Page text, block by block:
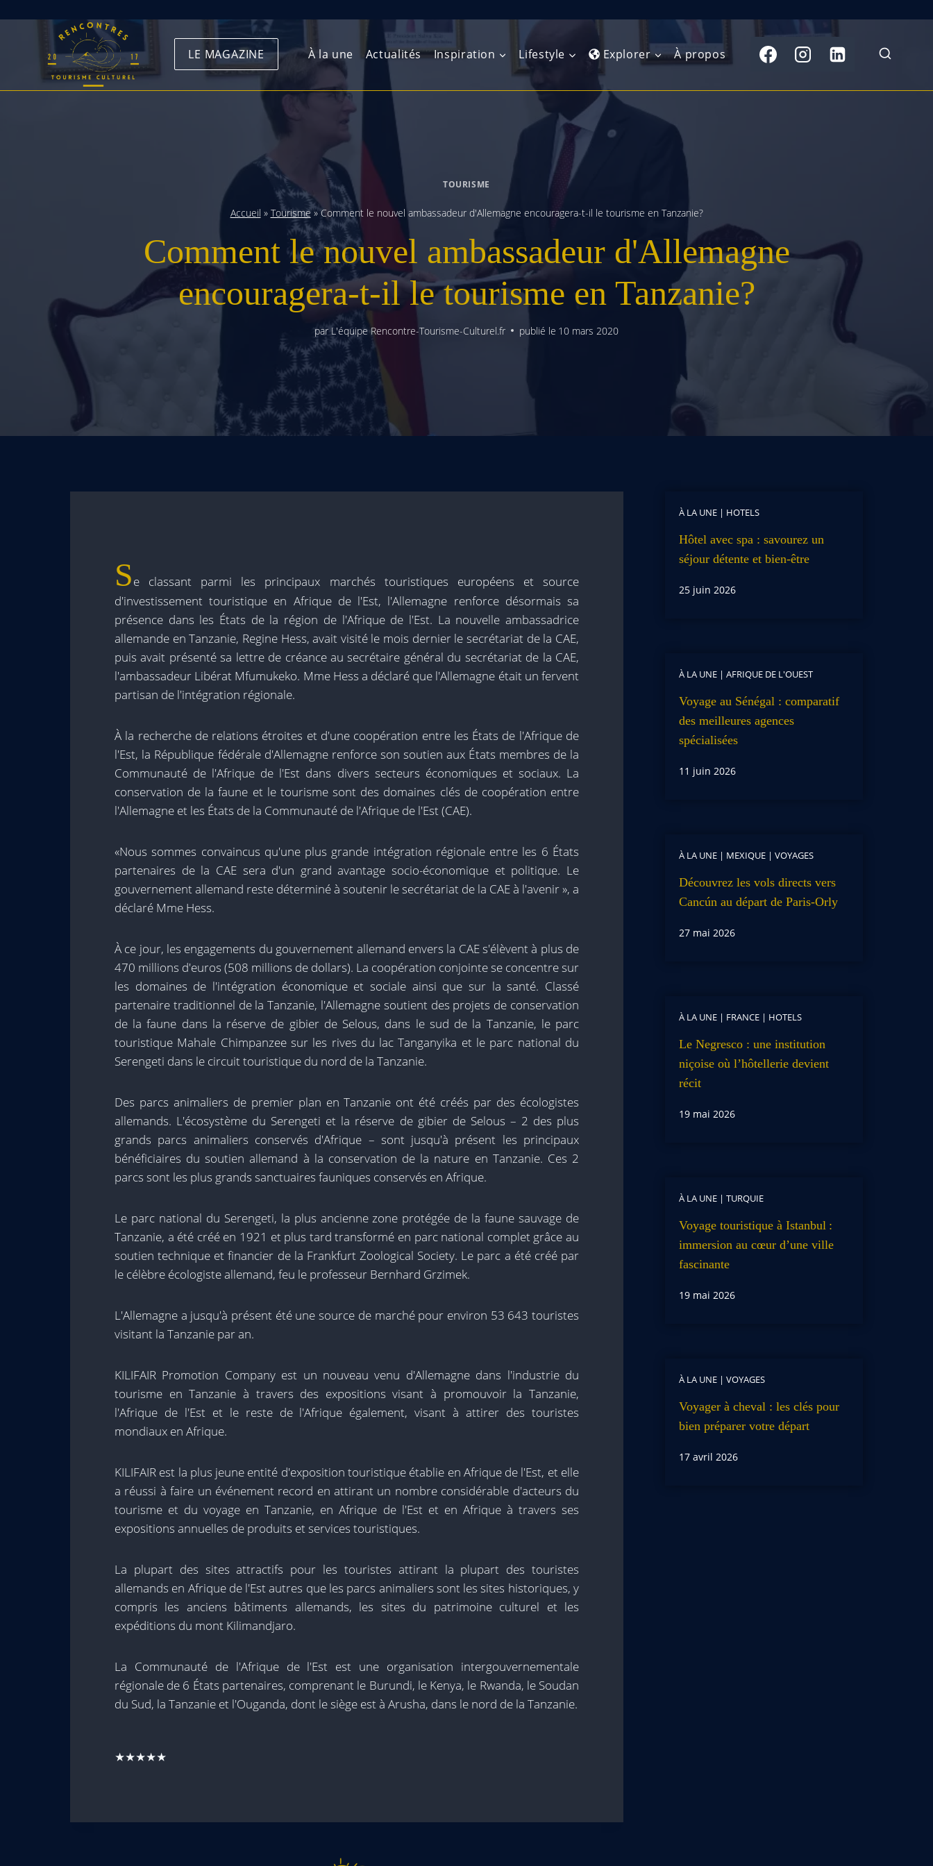
LE MAGAZINE À la une Actualités Inspiration Lifestyle Explorer
Europe de l’Ouest
Europe du Nord
Balkans
Amérique du Nord
Amérique du Sud
Afrique du Nord
(Maghreb)
Afrique de l’Est
Afrique australe
indien
Asie du Sud-Est
Extrême-Orient
À propos
TOURISME
Accueil » Tourisme»Comment le nouvel ambassadeur d'Allemagne encouragera-t-il le tourisme en Tanzanie?
Comment le nouvel ambassadeur d'Allemagne
encouragera-t-il le tourisme en Tanzanie?
parL'équipe Rencontre-Tourisme-Culturel.fr publié le 10 mars 2020
Se classant parmi les principaux marchés touristiques européens et source
d'investissement touristique en Afrique de l'Est, l'Allemagne renforce désormais sa
présence dans les États de la région de l'Afrique de l'Est. La nouvelle ambassadrice
allemande en Tanzanie, Regine Hess, avait visité le mois dernier le secrétariat de la CAE,
puis avait présenté sa lettre de créance au secrétaire général du secrétariat de la CAE,
l'ambassadeur Libérat Mfumukeko. Mme Hess a déclaré que l'Allemagne était un fervent
partisan de l'intégration régionale.
À la recherche de relations étroites et d'une coopération entre les États de l'Afrique de
l'Est, la République fédérale d'Allemagne renforce son soutien aux États membres de la
Communauté de l'Afrique de l'Est dans divers secteurs économiques et sociaux. La
conservation de la faune et le tourisme sont des domaines clés de coopération entre
l'Allemagne et les États de la Communauté de l'Afrique de l'Est (CAE).
«Nous sommes convaincus qu'une plus grande intégration régionale entre les 6 États
partenaires de la CAE sera d'un grand avantage socio-économique et politique. Le
gouvernement allemand reste déterminé à soutenir le secrétariat de la CAE à l'avenir », a
déclaré Mme Hess.
À ce jour, les engagements du gouvernement allemand envers la CAE s'élèvent à plus de
470 millions d'euros (508 millions de dollars). La coopération conjointe se concentre sur
les domaines de l'intégration économique et sociale ainsi que sur la santé. Classé
partenaire traditionnel de la Tanzanie, l'Allemagne soutient des projets de conservation
de la faune dans la réserve de gibier de Selous, dans le sud de la Tanzanie, le parc
touristique Mahale Chimpanzee sur les rives du lac Tanganyika et le parc national du
Serengeti dans le circuit touristique du nord de la Tanzanie.
Des parcs animaliers de premier plan en Tanzanie ont été créés par des écologistes
allemands. L'écosystème du Serengeti et la réserve de gibier de Selous – 2 des plus
grands parcs animaliers conservés d'Afrique – sont jusqu'à présent les principaux
bénéficiaires du soutien allemand à la conservation de la nature en Tanzanie. Ces 2
parcs sont les plus grands sanctuaires fauniques conservés en Afrique.
Le parc national du Serengeti, la plus ancienne zone protégée de la faune sauvage de
Tanzanie, a été créé en 1921 et plus tard transformé en parc national complet grâce au
soutien technique et financier de la Frankfurt Zoological Society. Le parc a été créé par
le célèbre écologiste allemand, feu le professeur Bernhard Grzimek.
L'Allemagne a jusqu'à présent été une source de marché pour environ 53 643 touristes
visitant la Tanzanie par an.
KILIFAIR Promotion Company est un nouveau venu d'Allemagne dans l'industrie du
tourisme en Tanzanie à travers des expositions visant à promouvoir la Tanzanie,
l'Afrique de l'Est et le reste de l'Afrique également, visant à attirer des touristes
mondiaux en Afrique.
KILIFAIR est la plus jeune entité d'exposition touristique établie en Afrique de l'Est, et elle
a réussi à faire un événement record en attirant un nombre considérable d'acteurs du
tourisme et du voyage en Tanzanie, en Afrique de l'Est et en Afrique à travers ses
expositions annuelles de produits et services touristiques.
La plupart des sites attractifs pour les touristes attirant la plupart des touristes
allemands en Afrique de l'Est autres que les parcs animaliers sont les sites historiques, y
compris les anciens bâtiments allemands, les sites du patrimoine culturel et les
expéditions du mont Kilimandjaro.
La Communauté de l'Afrique de l'Est est une organisation intergouvernementale
régionale de 6 États partenaires, comprenant le Burundi, le Kenya, le Rwanda, le Soudan
du Sud, la Tanzanie et l'Ouganda, dont le siège est à Arusha, dans le nord de la Tanzanie.
★★★★★
À LA UNE| HOTELS
Hôtel avec spa : savourez un
séjour détente et bien-être
25 juin 2026
À LA UNE| AFRIQUE DE L'OUEST
Voyage au Sénégal : comparatif
des meilleures agences
spécialisées
11 juin 2026
À LA UNE| MEXIQUE| VOYAGES
Découvrez les vols directs vers
Cancún au départ de Paris-Orly
27 mai 2026
À LA UNE| FRANCE| HOTELS
Le Negresco : une institution
niçoise où l’hôtellerie devient
récit
19 mai 2026
À LA UNE| TURQUIE
Voyage touristique à Istanbul :
immersion au cœur d’une ville
fascinante
19 mai 2026
À LA UNE| VOYAGES
Voyager à cheval : les clés pour
bien préparer votre départ
17 avril 2026